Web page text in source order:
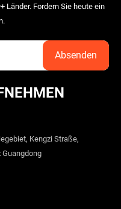
Länder. Fordern Sie heute ein
Kengzi Straße,
Guangdong